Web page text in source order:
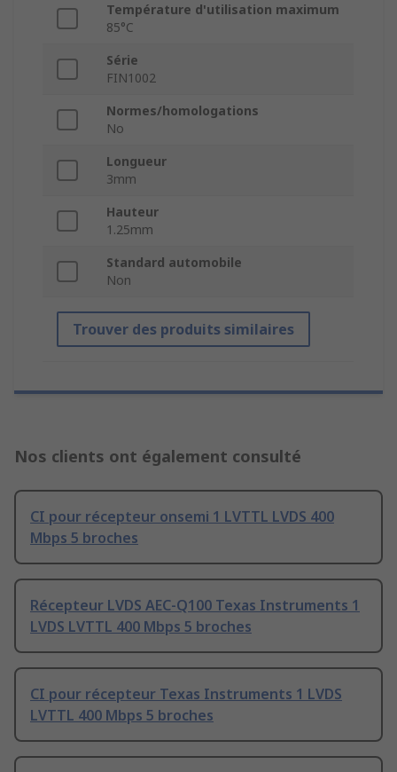
Température d'utilisation maximum
85°C
Série
FIN1002
Normes/homologations
No
Longueur
3mm
Hauteur
1.25mm
Standard automobile
Non
Trouver des produits similaires
Nos clients ont également consulté
CI pour récepteur onsemi 1 LVTTL LVDS 400
Mbps 5 broches
Récepteur LVDS AEC-Q100 Texas Instruments 1
LVDS LVTTL 400 Mbps 5 broches
CI pour récepteur Texas Instruments 1 LVDS
LVTTL 400 Mbps 5 broches